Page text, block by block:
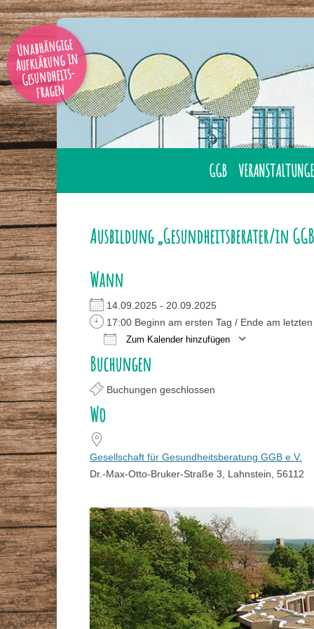
Unabhängige
Aufklärung in
Gesundheits-
fragen
GGB
IHRER NÄHE
STAMMTISCHE
GESUNDHEITSBERATER
PRESSE
LAHNSTEIN
SEMINARE
VORTRÄGE
Ausbildung „Gesundheitsberater/in
Wann
14.09.2025 - 20.09.2025
17:00 Beginn am ersten Tag / Ende am letzten
Zum Kalender hinzufügen
ICS herunterladen
Buchungen
Buchungen geschlossen
Wo
Gesellschaft für Gesundheitsberatung GGB e.V.
Dr.-Max-Otto-Bruker-Straße 3, Lahnstein, 56112